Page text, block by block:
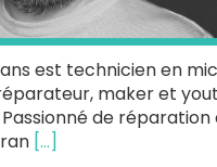
est technicien en
maker et
de réparation
[…]